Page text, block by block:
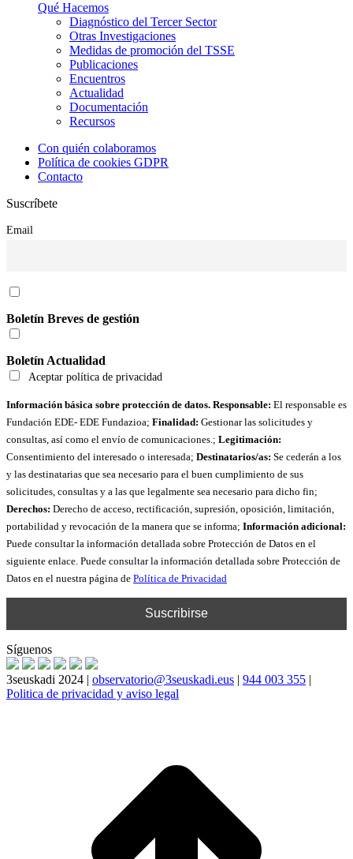
Qué Hacemos
Diagnóstico del Tercer Sector
Otras Investigaciones
Medidas de promoción del TSSE
Publicaciones
Encuentros
Actualidad
Documentación
Recursos
Con quién colaboramos
Política de cookies GDPR
Contacto
Suscríbete
Email
Boletín Breves de gestión
Boletín Actualidad
Aceptar política de privacidad
Información básica sobre protección de datos. Responsable: El responsable es
Fundación EDE- EDE Fundazioa; Finalidad: Gestionar las solicitudes y
consultas, así como el envío de comunicaciones.; Legitimación:
Consentimiento del interesado o interesada; Destinatarios/as: Se cederán a los
y las destinatarias que sea necesario para el buen cumplimiento de sus
solicitudes, consultas y a las que legalmente sea necesario para dicho fin;
Derechos: Derecho de acceso, rectificación, supresión, oposición, limitación,
portabilidad y revocación de la manera que se informa; Información adicional:
Puede consultar la información detallada sobre Protección de Datos en el
siguiente enlace. Puede consultar la información detallada sobre Protección de
Datos en el nuestra página de Política de Privacidad
Síguenos
3seuskadi 2024 | observatorio@3seuskadi.eus | 944 003 355 |
Politica de privacidad y aviso legal